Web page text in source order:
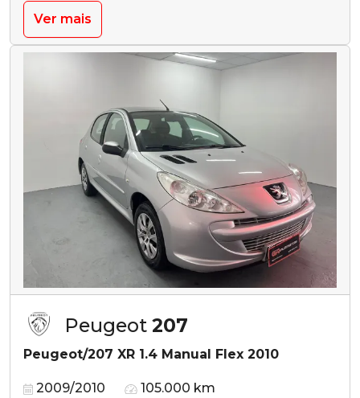
Ver mais
Peugeot 207
Peugeot/207 XR 1.4 Manual Flex 2010
2009/2010 105.000 km